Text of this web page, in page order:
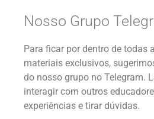
Nosso Grupo
Para ficar por dentro de todas
materiais exclusivos,
do nosso grupo no Telegram.
interagir com outros
experiências e tirar dúvidas.